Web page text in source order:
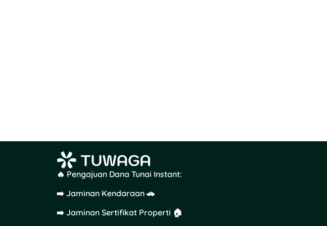
🔥 Pengajuan Dana Tunai Instant:
➡️ Jaminan Kendaraan 🚗
➡️ Jaminan Sertifikat Properti 🏠